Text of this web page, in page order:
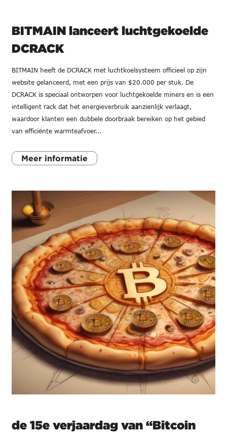
BITMAIN lanceert luchtgekoelde
DCRACK
BITMAIN heeft de DCRACK met luchtkoelsysteem officieel op zijn
website gelanceerd, met een prijs van $20.000 per stuk. De
DCRACK is speciaal ontworpen voor luchtgekoelde miners en is een
intelligent rack dat het energieverbruik aanzienlijk verlaagt,
waardoor klanten een dubbele doorbraak bereiken op het gebied
van efficiënte warmteafvoer...
Meer informatie
de 15e verjaardag van “Bitcoin